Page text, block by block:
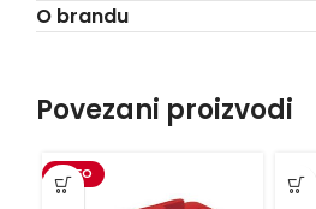
O brandu
Povezani proizvodi
VIDEO